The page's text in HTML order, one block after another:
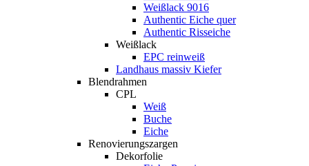
Weißlack 9016
Authentic Eiche quer
Authentic Risseiche
Weißlack
EPC reinweiß
Landhaus massiv Kiefer
Blendrahmen
CPL
Weiß
Buche
Eiche
Renovierungszargen
Dekorfolie